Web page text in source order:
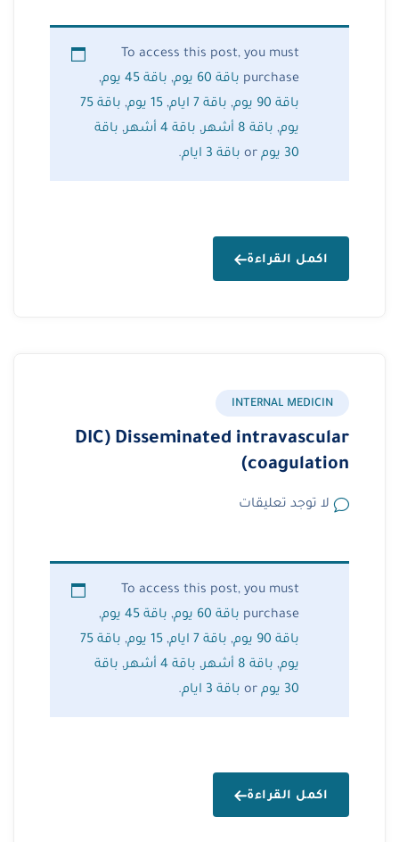
To access this post, you must
purchase باقة 60 يوم , باقة 45 يوم
,
باقة 90 يوم
, باقة 7 ايام , 15 يوم ,
باقة 75
يوم, باقة 8 أشهر , باقة 4 أشهر , باقة
30 يوم
باقة 3 ايام .
اكمل القراءة
INTERNAL MEDICIN
DIC) Disseminated intravascular
coagulation)
لا توجد تعليقات
To access this post, you must
purchase باقة 60 يوم , باقة 45 يوم
,
باقة 90 يوم
, باقة 7 ايام , 15 يوم ,
باقة 75
يوم, باقة 8 أشهر , باقة 4 أشهر , باقة
30 يوم
باقة 3 ايام .
اكمل القراءة